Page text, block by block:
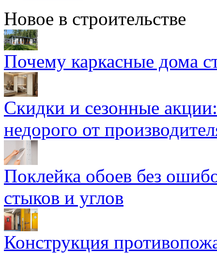
Новое в строительстве
Почему каркасные дома
Скидки и сезонные
недорого от
Поклейка обоев без
стыков и углов
Конструкция